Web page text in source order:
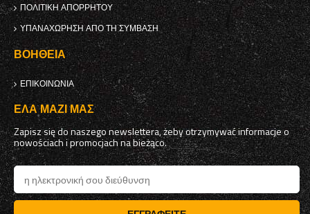
ΠΟΛΙΤΙΚΉ ΑΠΟΡΡΉΤΟΥ
ΥΠΑΝΑΧΏΡΗΣΗ ΑΠΌ ΤΗ ΣΎΜΒΑΣΗ
ΒΟΉΘΕΙΑ
ΕΠΙΚΟΙΝΩΝΊΑ
ΈΛΑ ΜΑΖΊ ΜΑΣ
Zapisz się do naszego newslettera, żeby otrzymywać informacje o
nowościach i promocjach na bieżąco.